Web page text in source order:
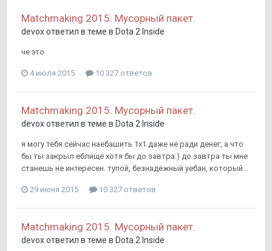
Matchmaking 2015. Мусорный пакет.
devoxответил в теме в Dota 2 Inside
че это
4 июля 2015 10 327 ответов
Matchmaking 2015. Мусорный пакет.
devoxответил в теме в Dota 2 Inside
я могу тебя сейчас наебашить 1х1 даже не ради денег, а что
бы ты закрыл еблище хотя бы до завтра:) до завтра ты мне
станешь не интересен. тупой, безнадёжный уебан, который...
29 июня 2015 10 327 ответов
Matchmaking 2015. Мусорный пакет.
devoxответил в теме в Dota 2 Inside